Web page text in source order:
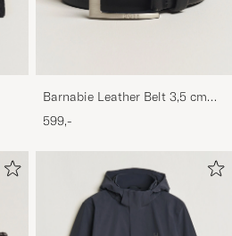
Barnabie Leather Belt 3,5 cm
Black
599,-